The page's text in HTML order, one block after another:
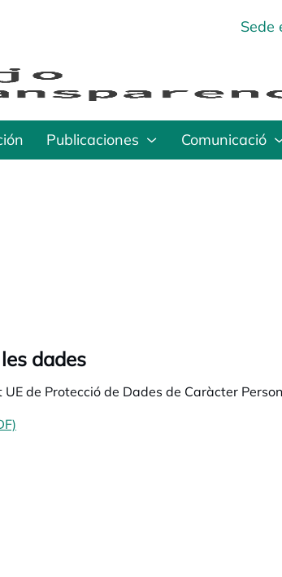
Sede
Publicaciones Comunicació
dades
de Protecció de Dades de Caràcter